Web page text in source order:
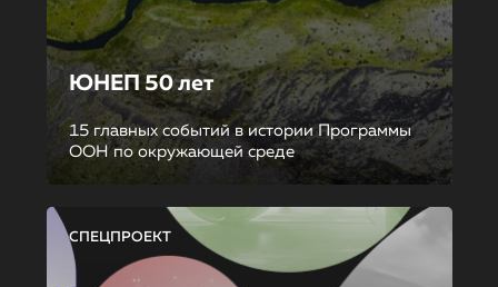
ЮНЕП 50 лет
15 главных событий в истории Программы
ООН по окружающей среде
СПЕЦПРОЕКТ